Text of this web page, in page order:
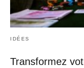
IDÉES
Transformez